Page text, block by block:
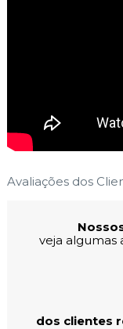
Avaliações dos
veja algumas
dos clientes